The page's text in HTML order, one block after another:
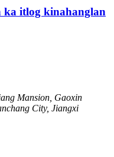
ka itlog kinahanglan
Mansion, Gaoxin
City, Jiangxi